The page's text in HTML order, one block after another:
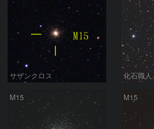
サザンクロス 化石職人
M15 M15